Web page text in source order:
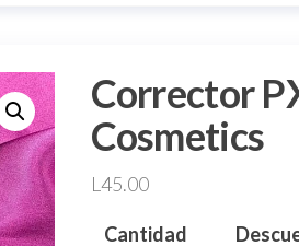
Corrector
Cosmetics
L 45.00
Cantidad